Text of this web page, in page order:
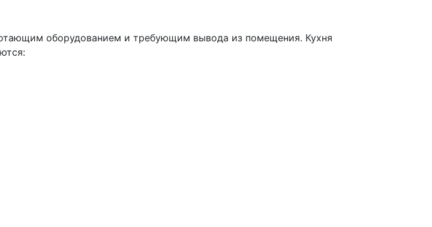
оборудованием и требующим вывода из помещения. Кухня